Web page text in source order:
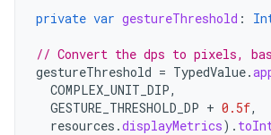
private var gestureThreshold :
// Convert the dps to pixels,
gestureThreshold = TypedValue.
COMPLEX_UNIT_DIP,
GESTURE_THRESHOLD_DP + 0.5f,
resources .displayMetrics).